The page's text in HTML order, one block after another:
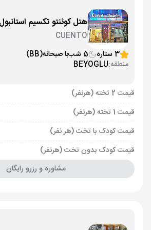
هتل کوئنتو تکسیم استانبول
CUENTO
3 ستاره
5 شب با صبحانه(BB)
منطقه:BEYOGLU
قیمت 2 تخته (هرنفر)
قیمت 1 تخته (هرنفر)
قیمت کودک با تخت (هر نفر)
قیمت کودک بدون تخت (هرنفر)
مشاوره و رزرو رایگان